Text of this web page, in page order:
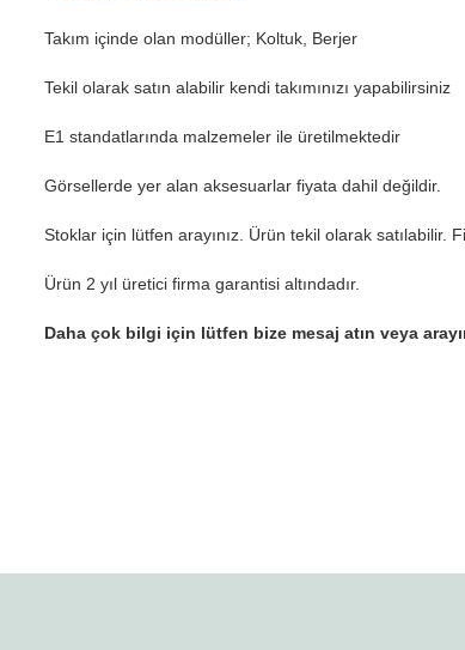
Takım içinde olan modüller; Koltuk, Berjer
Tekil olarak satın alabilir kendi takımınızı yapabilirsiniz
E1 standatlarında malzemeler ile üretilmektedir
Görsellerde yer alan aksesuarlar fiyata dahil değildir.
Stoklar için lütfen arayınız. Ürün tekil olarak satılabilir.
Ürün 2 yıl üretici firma garantisi altındadır.
Daha çok bilgi için lütfen bize mesaj atın veya